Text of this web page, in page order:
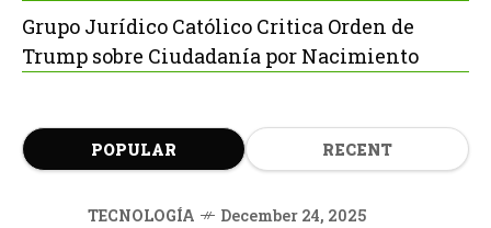
Grupo Jurídico Católico Critica Orden de
Trump sobre Ciudadanía por Nacimiento
POPULAR RECENT
TECNOLOGÍA December 24, 2025